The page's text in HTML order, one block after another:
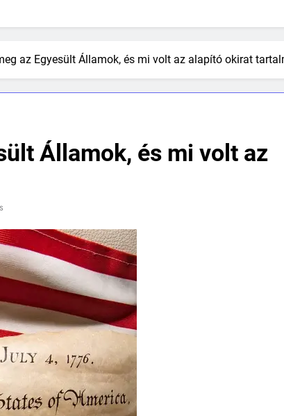
az Egyesült Államok, és mi volt az alapító okirat
Államok, és mi volt az